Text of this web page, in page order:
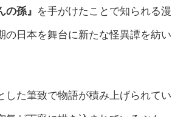
の孫』 を手がけたことで知られる漫
日本を舞台に新たな怪異譚を紡い
した筆致で物語が積み上げられてい